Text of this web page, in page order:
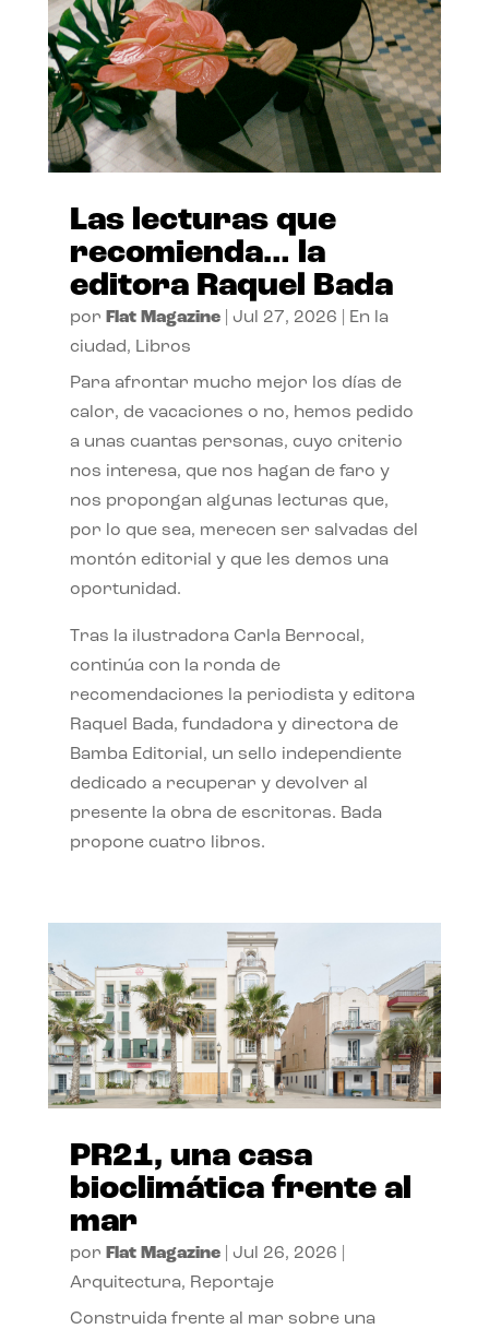
Las lecturas que
recomienda… la
editora Raquel Bada
por Flat Magazine| Jul 27, 2026
En la
ciudad, Libros
Para afrontar mucho mejor los días de
calor, de vacaciones o no, hemos pedido
a unas cuantas personas, cuyo criterio
nos interesa, que nos hagan de faro y
nos propongan algunas lecturas que,
por lo que sea, merecen ser salvadas del
montón editorial y que les demos una
oportunidad.
Tras la ilustradora Carla Berrocal,
continúa con la ronda de
recomendaciones la periodista y editora
Raquel Bada, fundadora y directora de
Bamba Editorial, un sello independiente
dedicado a recuperar y devolver al
presente la obra de escritoras. Bada
propone cuatro libros.
PR21, una casa
bioclimática frente al
mar
por Flat Magazine| Jul 26, 2026
Arquitectura, Reportaje
Construida frente al mar sobre una